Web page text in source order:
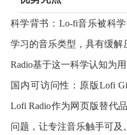
科学背书：Lo-fi音乐被科
学习的音乐类型，具有缓
Radio基于这一科学认知为
国内可访问性：原版Lofi
Lofi Radio作为网页版替代
问题，让专注音乐触手可及。